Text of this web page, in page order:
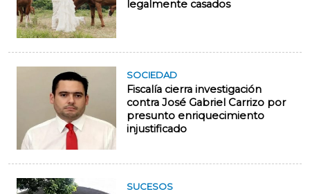
legalmente casados
SOCIEDAD
Fiscalía cierra investigación
contra José Gabriel Carrizo por
presunto enriquecimiento
injustificado
SUCESOS